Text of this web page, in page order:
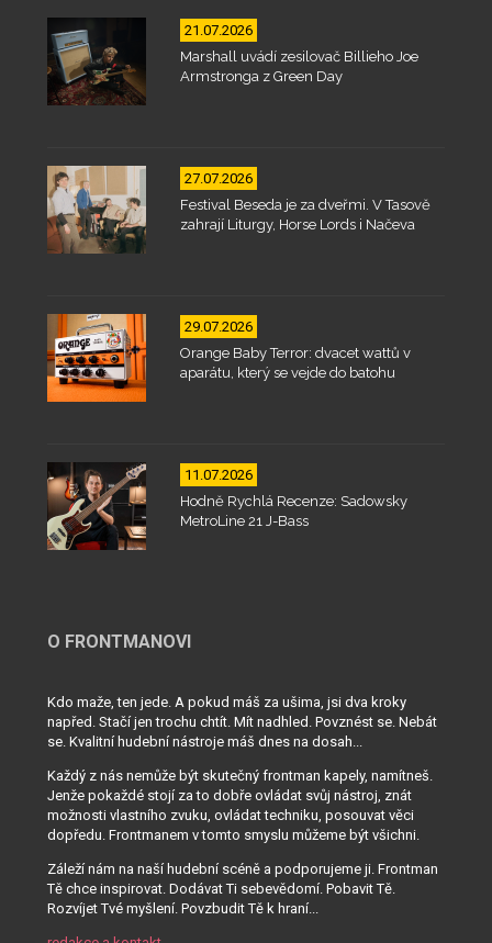
21.07.2026
Marshall uvádí zesilovač Billieho Joe
Armstronga z Green Day
27.07.2026
Festival Beseda je za dveřmi. V Tasově
zahrají Liturgy, Horse Lords i Načeva
29.07.2026
Orange Baby Terror: dvacet wattů v
aparátu, který se vejde do batohu
11.07.2026
Hodně Rychlá Recenze: Sadowsky
MetroLine 21 J-Bass
O FRONTMANOVI
Kdo maže, ten jede. A pokud máš za ušima, jsi dva kroky
napřed. Stačí jen trochu chtít. Mít nadhled. Povznést se. Nebát
se. Kvalitní hudební nástroje máš dnes na dosah...
Každý z nás nemůže být skutečný frontman kapely, namítneš.
Jenže pokaždé stojí za to dobře ovládat svůj nástroj, znát
možnosti vlastního zvuku, ovládat techniku, posouvat věci
dopředu. Frontmanem v tomto smyslu můžeme být všichni.
Záleží nám na naší hudební scéně a podporujeme ji. Frontman
Tě chce inspirovat. Dodávat Ti sebevědomí. Pobavit Tě.
Rozvíjet Tvé myšlení. Povzbudit Tě k hraní...